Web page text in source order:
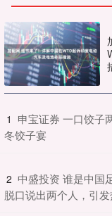
1 申宝证券 一口饺子
冬饺子宴
2 中盛投资 谁是中国
脱口说出两个人，引